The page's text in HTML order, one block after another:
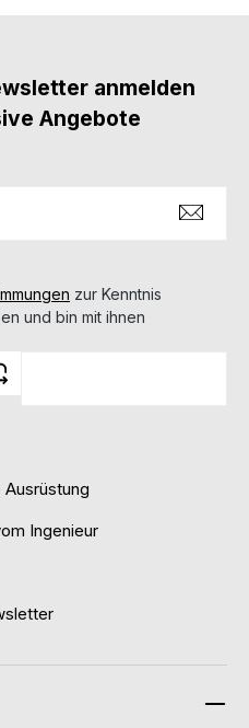
anmelden
Angebote
zur Kenntnis
und bin mit ihnen
Ausrüstung
Ingenieur